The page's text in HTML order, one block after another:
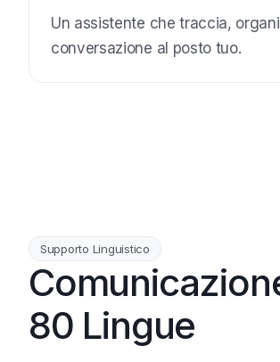
Un assistente che traccia,
conversazione al posto tuo.
Supporto Linguistico
80 Lingue